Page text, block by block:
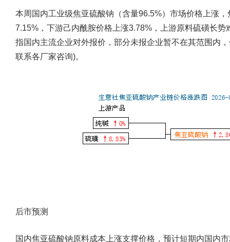
本周国内工业级焦亚硫酸钠（含量96.5%）市场价格上涨
7.15%，下游己内酰胺价格上涨3.78%，上游原料硫磺长
指国内主流企业对外报价，部分未报企业暂不在其范围内
联系各厂家咨询)。
后市预测
国内焦亚硫酸钠原料成本上涨支撑价格，预计短期内国内